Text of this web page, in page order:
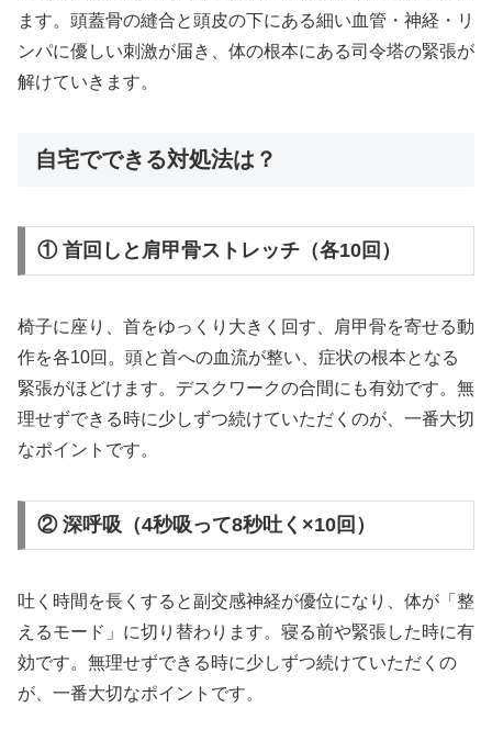
ます。頭蓋骨の縫合と頭皮の下にある細い血管・神経・リ
ンパに優しい刺激が届き、体の根本にある司令塔の緊張が
解けていきます。
自宅でできる対処法は？
① 首回しと肩甲骨ストレッチ（各10回）
椅子に座り、首をゆっくり大きく回す、肩甲骨を寄せる動
作を各10回。頭と首への血流が整い、症状の根本となる
緊張がほどけます。デスクワークの合間にも有効です。無
理せずできる時に少しずつ続けていただくのが、一番大切
なポイントです。
② 深呼吸（4秒吸って8秒吐く×10回）
吐く時間を長くすると副交感神経が優位になり、体が「整
えるモード」に切り替わります。寝る前や緊張した時に有
効です。無理せずできる時に少しずつ続けていただくの
が、一番大切なポイントです。